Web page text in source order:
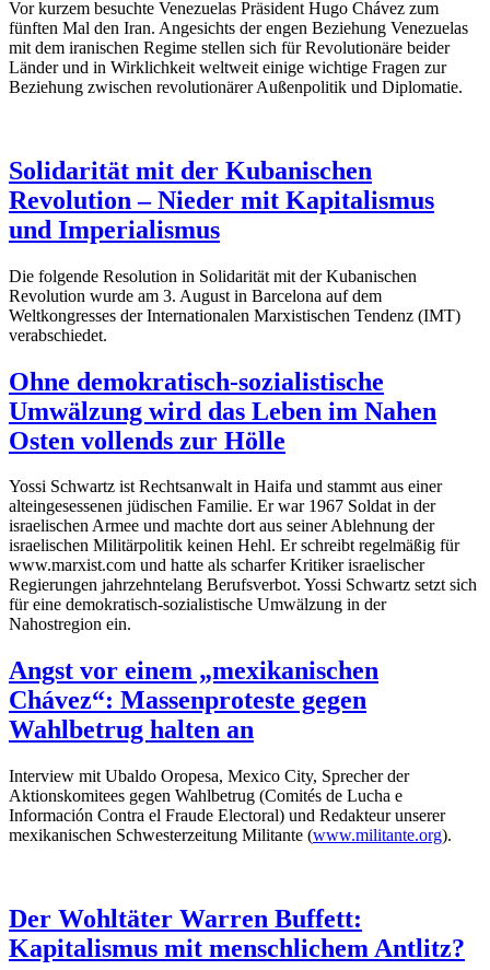
Vor kurzem besuchte Venezuelas Präsident Hugo Chávez zum
fünften Mal den Iran. Angesichts der engen Beziehung Venezuelas
mit dem iranischen Regime stellen sich für Revolutionäre beider
Länder und in Wirklichkeit weltweit einige wichtige Fragen zur
Beziehung zwischen revolutionärer Außenpolitik und Diplomatie.
Solidarität mit der Kubanischen
Revolution – Nieder mit Kapitalismus
und Imperialismus
Die folgende Resolution in Solidarität mit der Kubanischen
Revolution wurde am 3. August in Barcelona auf dem
Weltkongresses der Internationalen Marxistischen Tendenz (IMT)
verabschiedet.
Ohne demokratisch-sozialistische
Umwälzung wird das Leben im Nahen
Osten vollends zur Hölle
Yossi Schwartz ist Rechtsanwalt in Haifa und stammt aus einer
alteingesessenen jüdischen Familie. Er war 1967 Soldat in der
israelischen Armee und machte dort aus seiner Ablehnung der
israelischen Militärpolitik keinen Hehl. Er schreibt regelmäßig für
www.marxist.com und hatte als scharfer Kritiker israelischer
Regierungen jahrzehntelang Berufsverbot. Yossi Schwartz setzt sich
für eine demokratisch-sozialistische Umwälzung in der
Nahostregion ein.
Angst vor einem „mexikanischen
Chávez“: Massenproteste gegen
Wahlbetrug halten an
Interview mit Ubaldo Oropesa, Mexico City, Sprecher der
Aktionskomitees gegen Wahlbetrug (Comités de Lucha e
Información Contra el Fraude Electoral) und Redakteur unserer
mexikanischen Schwesterzeitung Militante (www.militante.org).
Der Wohltäter Warren Buffett:
Kapitalismus mit menschlichem Antlitz?